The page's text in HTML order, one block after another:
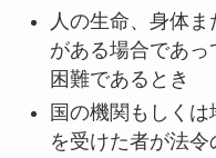
人の生命、身体
がある場合であ
困難であるとき
国の機関もしく
を受けた者が法